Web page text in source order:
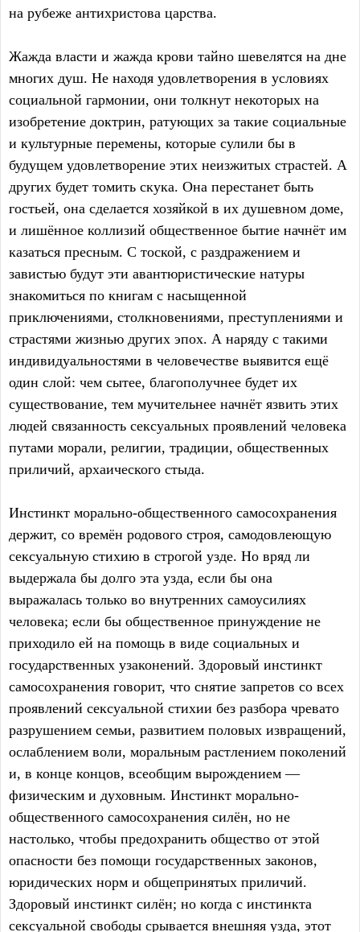
на рубеже антихристова царства.
Жажда власти и жажда крови тайно шевелятся на дне
многих душ. Не находя удовлетворения в условиях
социальной гармонии, они толкнут некоторых на
изобретение доктрин, ратующих за такие социальные
и культурные перемены, которые сулили бы в
будущем удовлетворение этих неизжитых страстей. А
других будет томить скука. Она перестанет быть
гостьей, она сделается хозяйкой в их душевном доме,
и лишённое коллизий общественное бытие начнёт им
казаться пресным. С тоской, с раздражением и
завистью будут эти авантюристические натуры
знакомиться по книгам с насыщенной
приключениями, столкновениями, преступлениями и
страстями жизнью других эпох. А наряду с такими
индивидуальностями в человечестве выявится ещё
один слой: чем сытее, благополучнее будет их
существование, тем мучительнее начнёт язвить этих
людей связанность сексуальных проявлений человека
путами морали, религии, традиции, общественных
приличий, архаического стыда.
Инстинкт морально-общественного самосохранения
держит, со времён родового строя, самодовлеющую
сексуальную стихию в строгой узде. Но вряд ли
выдержала бы долго эта узда, если бы она
выражалась только во внутренних самоусилиях
человека; если бы общественное принуждение не
приходило ей на помощь в виде социальных и
государственных узаконений. Здоровый инстинкт
самосохранения говорит, что снятие запретов со всех
проявлений сексуальной стихии без разбора чревато
разрушением семьи, развитием половых извращений,
ослаблением воли, моральным растлением поколений
и, в конце концов, всеобщим вырождением —
физическим и духовным. Инстинкт морально-
общественного самосохранения силён, но не
настолько, чтобы предохранить общество от этой
опасности без помощи государственных законов,
юридических норм и общепринятых приличий.
Здоровый инстинкт силён; но когда с инстинкта
сексуальной свободы срывается внешняя узда, этот